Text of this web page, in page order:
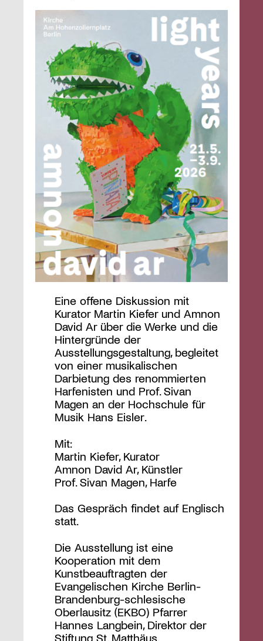
Eine offene Diskussion mit
Kurator Martin Kiefer und Amnon
David Ar über die Werke und die
Hintergründe der
Ausstellungsgestaltung, begleitet
von einer musikalischen
Darbietung des renommierten
Harfenisten und Prof. Sivan
Magen an der Hochschule für
Musik Hans Eisler.
Mit:
Martin Kiefer, Kurator
Amnon David Ar, Künstler
Prof. Sivan Magen, Harfe
Das Gespräch findet auf Englisch
statt.
Die Ausstellung ist eine
Kooperation mit dem
Kunstbeauftragten der
Evangelischen Kirche Berlin-
Brandenburg-schlesische
Oberlausitz (EKBO) Pfarrer
Hannes Langbein, Direktor der
Stiftung St. Matthäus.